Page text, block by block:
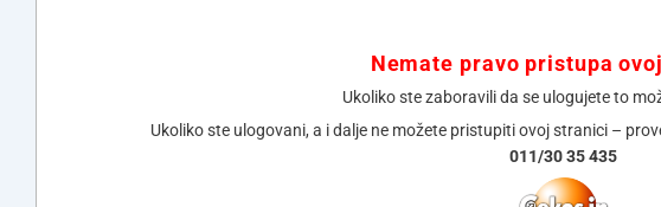
Nemate pravo pristupa
Ukoliko ste zaboravili da se ulogujete to
Ukoliko ste ulogovani, a i dalje ne možete pristupiti ovoj stranici –
011/30 35 435